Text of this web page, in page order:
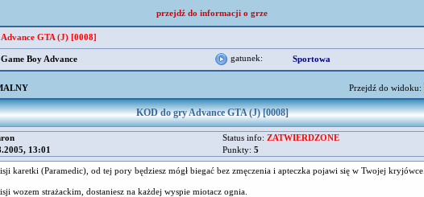
przejdź do informacji o grze
Advance GTA (J) [0008]
Game Boy Advance gatunek: Sportowa
Przejdź do widoku:
KOD do gry Advance GTA (J) [0008]
Status info: ZATWIERDZONE
13:01 Punkty: 5
karetki (Paramedic), od tej pory będziesz mógł biegać bez zmęczenia i apteczka pojawi się w Twojej kryjówce.
wozem strażackim, dostaniesz na każdej wyspie miotacz ognia.